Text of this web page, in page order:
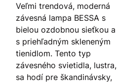
Veľmi trendová, moderná
závesná lampa BESSA s
bielou ozdobnou sieťkou a
s priehľadným skleneným
tienidlom. Tento typ
závesného svietidla, lustra,
sa hodí pre škandinávsky,